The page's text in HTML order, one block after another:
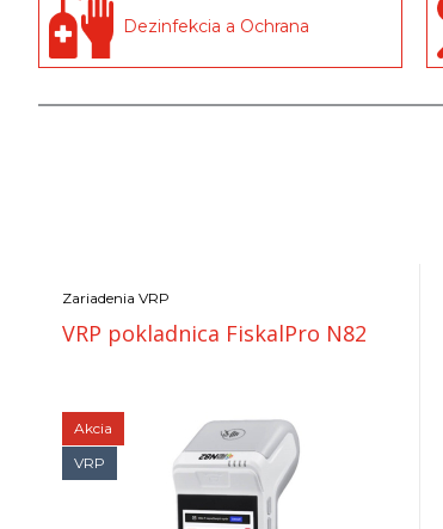
Dezinfekcia a Ochrana
Zariadenia VRP
VRP pokladnica FiskalPro N82
Akcia
VRP